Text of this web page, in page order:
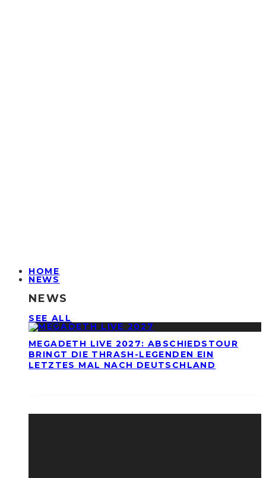
HOME
NEWS
NEWS
SEE ALL
MEGADETH LIVE 2027: ABSCHIEDSTOUR
BRINGT DIE THRASH-LEGENDEN EIN
LETZTES MAL NACH DEUTSCHLAND